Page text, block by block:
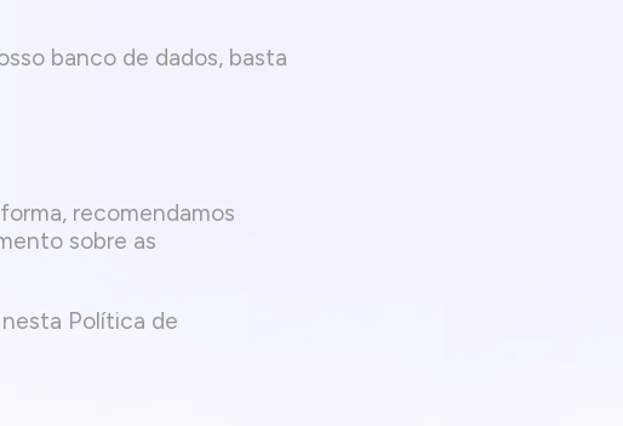
banco de dados, basta
recomendamos
sobre as
Política de